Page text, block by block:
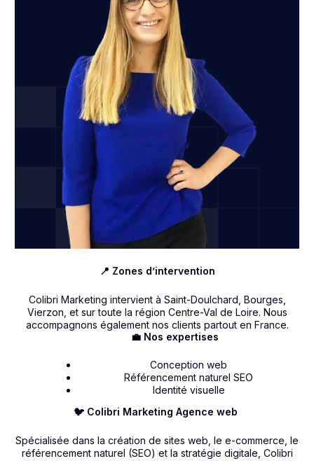
🐦 Colibri Marketing Agence web
Spécialisée dans la création de sites web, le e-commerce, le
référencement naturel (SEO) et la stratégie digitale, Colibri
💼 Nos expertises
Conception web
Référencement naturel SEO
Identité visuelle
📍 Zones d’intervention
Colibri Marketing intervient à Saint-Doulchard, Bourges,
Vierzon, et sur toute la région Centre-Val de Loire. Nous
accompagnons également nos clients partout en France.